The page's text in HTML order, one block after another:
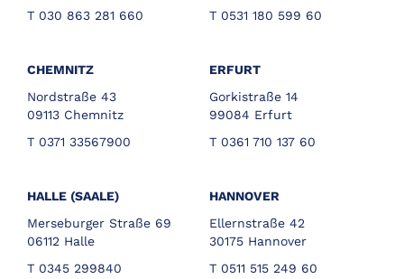
T 030 863 281 660
T 0531 180 599 60
CHEMNITZ
Nordstraße 43
09113 Chemnitz
T 0371 33567900
ERFURT
Gorkistraße 14
99084 Erfurt
T 0361 710 137 60
HALLE (SAALE)
Merseburger Straße 69
06112 Halle
T 0345 299840
HANNOVER
Ellernstraße 42
30175 Hannover
T 0511 515 249 60